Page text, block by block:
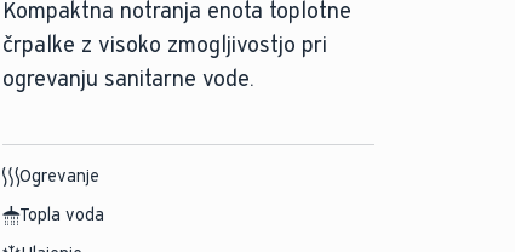
Kompaktna notranja enota toplotne
črpalke z visoko zmogljivostjo pri
ogrevanju sanitarne vode.
Ogrevanje
Topla voda